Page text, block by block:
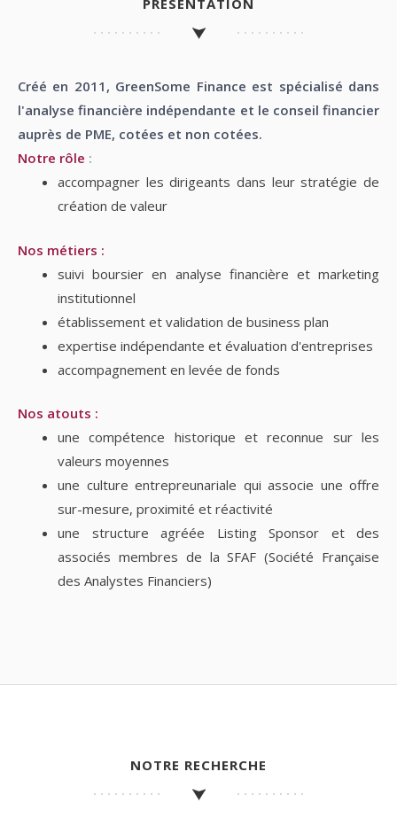
PRÉSENTATION
Créé en 2011, GreenSome Finance est spécialisé dans
l'analyse financière indépendante et le conseil financier
auprès de PME, cotées et non cotées.
Notre rôle :
accompagner les dirigeants dans leur stratégie de
création de valeur
Nos métiers :
suivi boursier en analyse financière et marketing
institutionnel
établissement et validation de business plan
expertise indépendante et évaluation d'entreprises
accompagnement en levée de fonds
Nos atouts :
une compétence historique et reconnue sur les
valeurs moyennes
une culture entrepreunariale qui associe une offre
sur-mesure, proximité et réactivité
une structure agréée Listing Sponsor et des
associés membres de la SFAF (Société Française
des Analystes Financiers)
NOTRE RECHERCHE